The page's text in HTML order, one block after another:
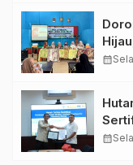
calendar_month
calendar_month